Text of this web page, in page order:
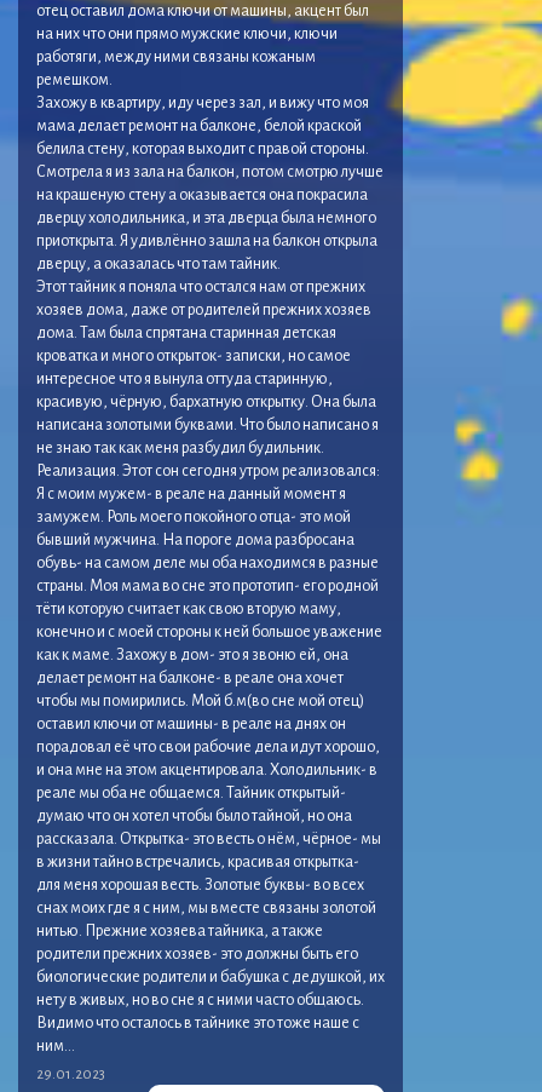
отец оставил дома ключи от машины, акцент был
на них что они прямо мужские ключи, ключи
работяги, между ними связаны кожаным
ремешком.
Захожу в квартиру, иду через зал, и вижу что моя
мама делает ремонт на балконе, белой краской
белила стену, которая выходит с правой стороны.
Смотрела я из зала на балкон, потом смотрю лучше
на крашеную стену а оказывается она покрасила
дверцу холодильника, и эта дверца была немного
приоткрыта. Я удивлённо зашла на балкон открыла
дверцу, а оказалась что там тайник.
Этот тайник я поняла что остался нам от прежних
хозяев дома, даже от родителей прежних хозяев
дома. Там была спрятана старинная детская
кроватка и много открыток- записки, но самое
интересное что я вынула оттуда старинную,
красивую, чёрную, бархатную открытку. Она была
написана золотыми буквами. Что было написано я
не знаю так как меня разбудил будильник.
Реализация. Этот сон сегодня утром реализовался:
Я с моим мужем- в реале на данный момент я
замужем. Роль моего покойного отца- это мой
бывший мужчина. На пороге дома разбросана
обувь- на самом деле мы оба находимся в разные
страны. Моя мама во сне это прототип- его родной
тёти которую считает как свою вторую маму,
конечно и с моей стороны к ней большое уважение
как к маме. Захожу в дом- это я звоню ей, она
делает ремонт на балконе- в реале она хочет
чтобы мы помирились. Мой б.м(во сне мой отец)
оставил ключи от машины- в реале на днях он
порадовал её что свои рабочие дела идут хорошо,
и она мне на этом акцентировала. Холодильник- в
реале мы оба не общаемся. Тайник открытый-
думаю что он хотел чтобы было тайной, но она
рассказала. Открытка- это весть о нём, чёрное- мы
в жизни тайно встречались, красивая открытка-
для меня хорошая весть. Золотые буквы- во всех
снах моих где я с ним, мы вместе связаны золотой
нитью. Прежние хозяева тайника, а также
родители прежних хозяев- это должны быть его
биологические родители и бабушка с дедушкой, их
нету в живых, но во сне я с ними часто общаюсь.
Видимо что осталось в тайнике это тоже наше с
ним…
29.01.2023